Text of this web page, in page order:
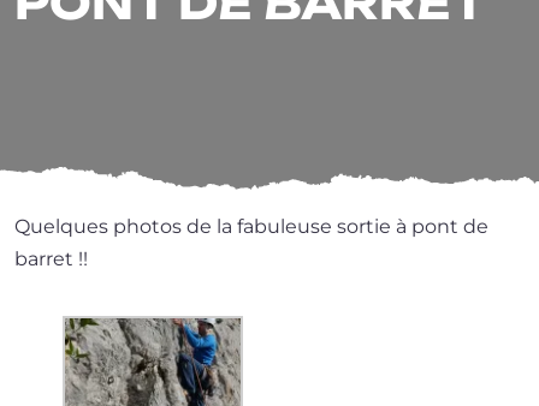
Quelques pho­tos de la fabu­leuse sor­tie à pont de
barret !!